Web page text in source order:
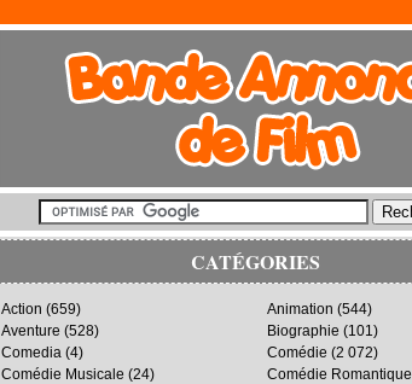
CATÉGORIES
Action (659) Animation (544)
Aventure (528) Biographie (101)
Comedia (4) Comédie (2 072)
Comédie Musicale (24) Comédie Romantique